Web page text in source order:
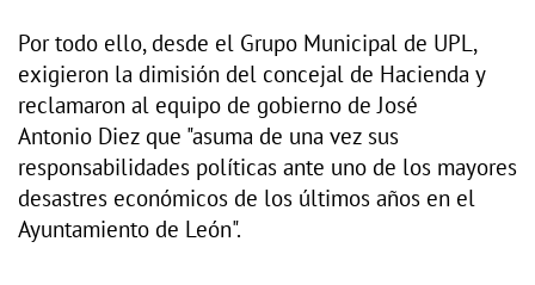
Por todo ello, desde el Grupo Municipal de UPL,
exigieron la dimisión del concejal de Hacienda y
reclamaron al equipo de gobierno de José
Antonio Diez que "asuma de una vez sus
responsabilidades políticas ante uno de los mayores
desastres económicos de los últimos años en el
Ayuntamiento de León".